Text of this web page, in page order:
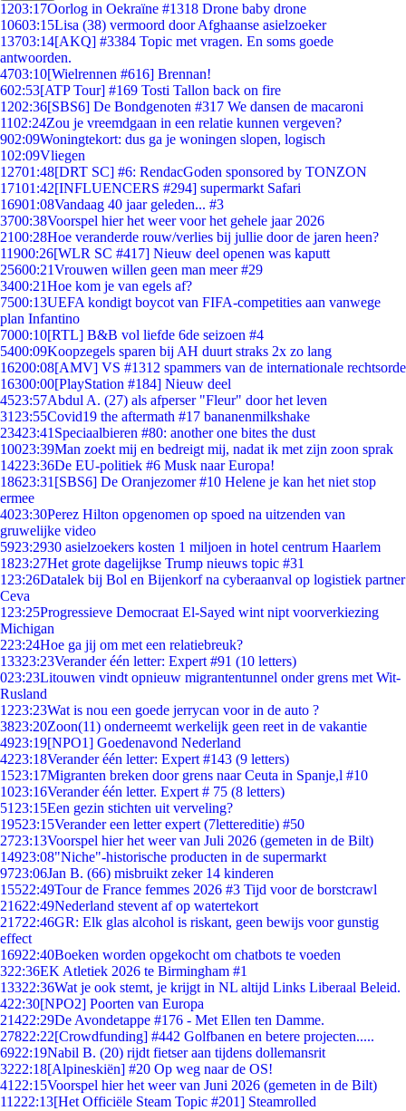
1203:17Oorlog in Oekraïne #1318 Drone baby drone
10603:15Lisa (38) vermoord door Afghaanse asielzoeker
13703:14[AKQ] #3384 Topic met vragen. En soms goede
antwoorden.
4703:10[Wielrennen #616] Brennan!
602:53[ATP Tour] #169 Tosti Tallon back on fire
1202:36[SBS6] De Bondgenoten #317 We dansen de macaroni
1102:24Zou je vreemdgaan in een relatie kunnen vergeven?
902:09Woningtekort: dus ga je woningen slopen, logisch
102:09Vliegen
12701:48[DRT SC] #6: RendacGoden sponsored by TONZON
17101:42[INFLUENCERS #294] supermarkt Safari
16901:08Vandaag 40 jaar geleden... #3
3700:38Voorspel hier het weer voor het gehele jaar 2026
2100:28Hoe veranderde rouw/verlies bij jullie door de jaren heen?
11900:26[WLR SC #417] Nieuw deel openen was kaputt
25600:21Vrouwen willen geen man meer #29
3400:21Hoe kom je van egels af?
7500:13UEFA kondigt boycot van FIFA-competities aan vanwege
plan Infantino
7000:10[RTL] B&B vol liefde 6de seizoen #4
5400:09Koopzegels sparen bij AH duurt straks 2x zo lang
16200:08[AMV] VS #1312 spammers van de internationale rechtsorde
16300:00[PlayStation #184] Nieuw deel
4523:57Abdul A. (27) als afperser "Fleur" door het leven
31 23:55Covid19 the aftermath #17 bananenmilkshake
23423:41 Speciaalbieren #80: another one bites the dust
10023:39Man zoekt mij en bedreigt mij, nadat ik met zijn zoon sprak
14223:36De EU-politiek #6 Musk naar Europa!
18623:31 [SBS6] De Oranjezomer #10 Helene je kan het niet stop
ermee
4023:30Perez Hilton opgenomen op spoed na uitzenden van
gruwelijke video
5923:2930 asielzoekers kosten 1 miljoen in hotel centrum Haarlem
1823:27Het grote dagelijkse Trump nieuws topic #31
1 23:26Datalek bij Bol en Bijenkorf na cyberaanval op logistiek partner
Ceva
1 23:25Progressieve Democraat El-Sayed wint nipt voorverkiezing
Michigan
223:24Hoe ga jij om met een relatiebreuk?
13323:23Verander één letter: Expert #91 (10 letters)
023:23Litouwen vindt opnieuw migrantentunnel onder grens met Wit-
Rusland
1223:23Wat is nou een goede jerrycan voor in de auto ?
3823:20Zoon(11) onderneemt werkelijk geen reet in de vakantie
4923:19[NPO1] Goedenavond Nederland
4223:18Verander één letter: Expert #143 (9 letters)
1523:17Migranten breken door grens naar Ceuta in Spanje,l #10
1023:16Verander één letter. Expert # 75 (8 letters)
51 23:15Een gezin stichten uit verveling?
19523:15Verander een letter expert (7lettereditie) #50
2723:13Voorspel hier het weer van Juli 2026 (gemeten in de Bilt)
14923:08"Niche"-historische producten in de supermarkt
9723:06Jan B. (66) misbruikt zeker 14 kinderen
15522:49Tour de France femmes 2026 #3 Tijd voor de borstcrawl
21622:49Nederland stevent af op watertekort
21722:46GR: Elk glas alcohol is riskant, geen bewijs voor gunstig
effect
16922:40Boeken worden opgekocht om chatbots te voeden
322:36EK Atletiek 2026 te Birmingham #1
13322:36Wat je ook stemt, je krijgt in NL altijd Links Liberaal Beleid.
422:30[NPO2] Poorten van Europa
21422:29De Avondetappe #176 - Met Ellen ten Damme.
27822:22[Crowdfunding] #442 Golfbanen en betere projecten.....
6922:19Nabil B. (20) rijdt fietser aan tijdens dollemansrit
3222:18[Alpineskiën] #20 Op weg naar de OS!
41 22:15Voorspel hier het weer van Juni 2026 (gemeten in de Bilt)
11222:13[Het Officiële Steam Topic #201] Steamrolled